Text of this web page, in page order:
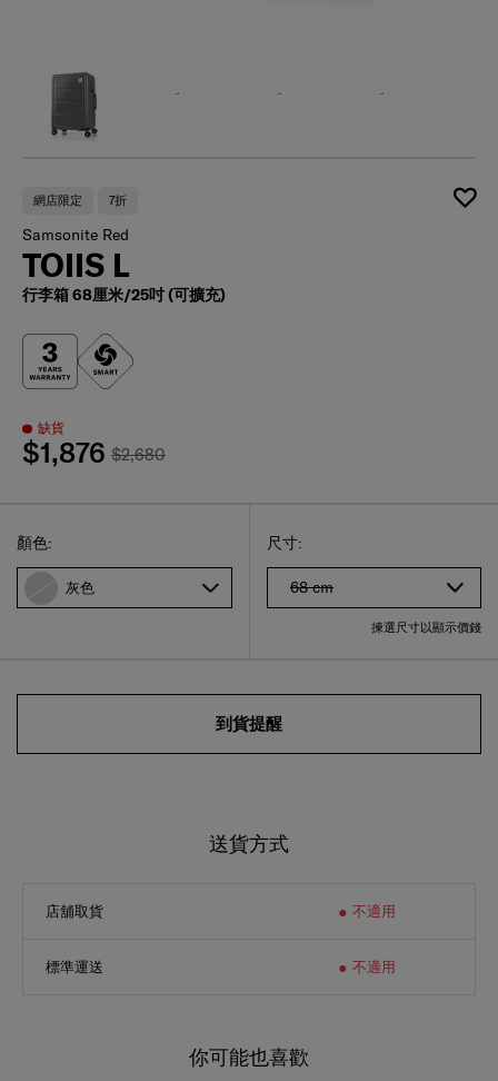
網店限定 7折
Samsonite Red
TOIIS L
行李箱 68厘米/25吋 (可擴充)
缺貨
$2,680
$1,876
選擇尺碼
Select
尺寸:
68 cm
揀選尺寸以顯示價錢
Select
顏色:
灰色
到貨提醒
送貨方式
店舖取貨 不適用
標準運送 不適用
你可能也喜歡